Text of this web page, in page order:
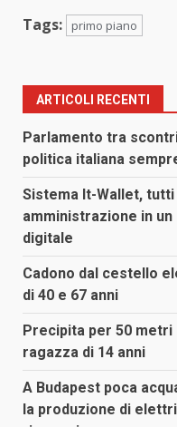
Tags: primo piano
ARTICOLI RECENTI
Parlamento tra
politica italiana
Sistema It-Wallet,
amministrazione in
digitale
Cadono dal cestello
di 40 e 67 anni
Precipita per 50 metri
ragazza di 14 anni
A Budapest poca
la produzione di